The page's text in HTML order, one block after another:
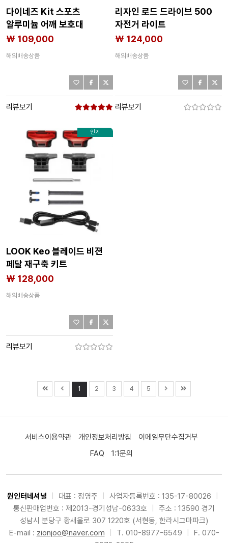
다이네즈 Kit 스포츠
알루미늄 어깨 보호대
4136626905
₩ 109,000
해외배송상품
리뷰보기
리자인 로드 드라이브 500
자전거 라이트
3143423709
₩ 124,000
해외배송상품
리뷰보기
인기
LOOK Keo 블레이드 비젼
페달 재구축 키트
3142957118
₩ 128,000
해외배송상품
리뷰보기
1 2 3 4 5
서비스이용약관 개인정보처리방침
이메일무단수집거부
FAQ
1:1문의
원인터네셔널 대표 : 정영주 사업자등록번호 : 135-17-80026
통신판매업번호 : 제2013-경기성남-0633호
주소 : 13590 경기
성남시 분당구 황새울로 307 1220호 (서현동, 한라시그마파크)
E-mail : zionjoo@naver.com T. 010-8977-6549
F. 070-